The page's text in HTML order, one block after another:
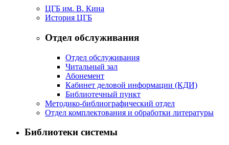
первоклассники
вагончиками»
ЦГБ им. В. Кина
История ЦГБ
Отдел обслуживания
Отдел обслуживания
Читальный зал
Абонемент
Кабинет деловой информации (КДИ)
Библиотечный пункт
Методико-библиографический отдел
Отдел комплектования и обработки литературы
Библиотеки системы